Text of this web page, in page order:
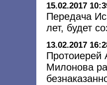
15.02.2017
Передача
лет, будет
13.02.2017
Протоиерей
Милонова